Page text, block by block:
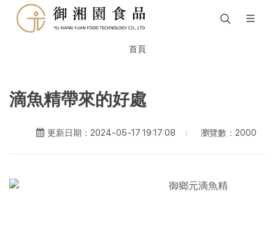
首頁
滴魚精帶來的好處
更新日期：2024-05-17 19:17:08 瀏覽數：2000